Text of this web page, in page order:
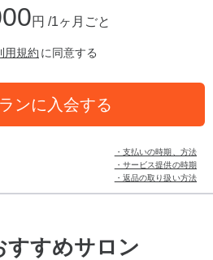
円 /1ヶ月ごと
用規約 に同意する
ンに入会する
・支払いの時期、方法
・サービス提供の時期
・返品の取り扱い方法
すすめサロン